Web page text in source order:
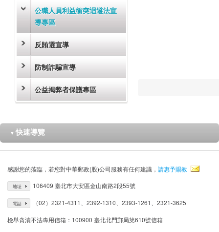
公職人員利益衝突迴避法宣
導專區
反賄選宣導
防制詐騙宣導
公益揭弊者保護專區
▼ 快速導覽
感謝您的蒞臨，若您對中華郵政(股)公司服務有任何建議， 請惠予賜教
地址 106409 臺北市大安區金山南路2段55號
電話 （02）2321-4311、2392-1310、2393-1261、2321-3625
檢舉貪瀆不法專用信箱：100900 臺北北門郵局第610號信箱